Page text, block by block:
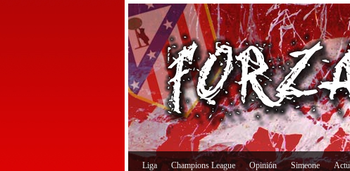
Liga Champions League Opinión Simeone